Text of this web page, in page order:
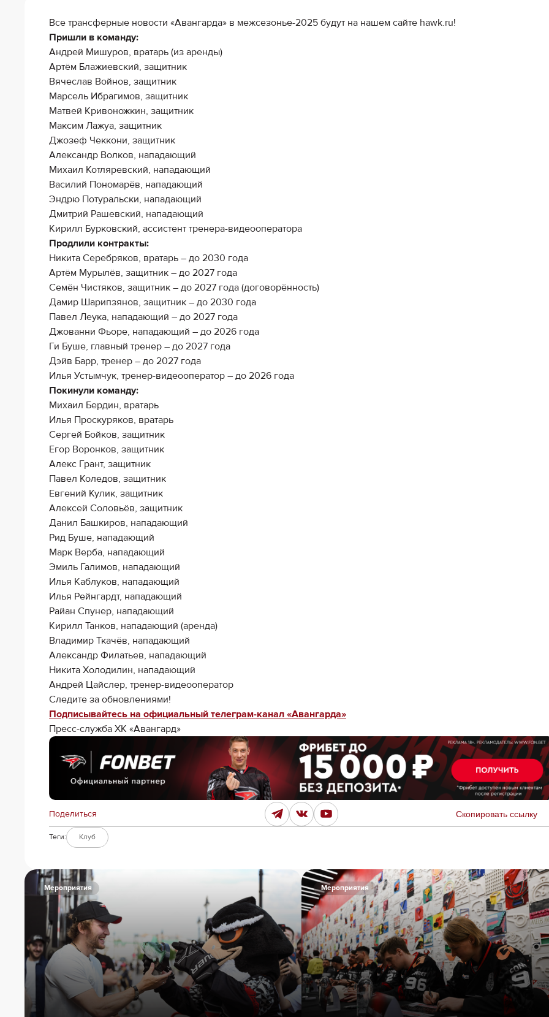
Северсталь
ЦСКА
Шанхайские Драконы
Барыс
Все трансферные новости «Авангарда» в межсезонье-2025 будут на нашем сайте hawk.ru!
Пришли в команду:
Андрей Мишуров, вратарь (из аренды)
Артём Блажиевский, защитник
Вячеслав Войнов, защитник
Марсель Ибрагимов, защитник
Матвей Кривоножкин, защитник
Максим Лажуа, защитник
Джозеф Чеккони, защитник
Александр Волков, нападающий
Михаил Котляревский, нападающий
Василий Пономарёв, нападающий
Эндрю Потуральски, нападающий
Дмитрий Рашевский, нападающий
Кирилл Бурковский, ассистент тренера-видеооператора
Продлили контракты:
Никита Серебряков, вратарь – до 2030 года
Артём Мурылёв, защитник – до 2027 года
Семён Чистяков, защитник – до 2027 года (договорённость)
Дамир Шарипзянов, защитник – до 2030 года
Павел Леука, нападающий – до 2027 года
Джованни Фьоре, нападающий – до 2026 года
Ги Буше, главный тренер – до 2027 года
Дэйв Барр, тренер – до 2027 года
Илья Устымчук, тренер-видеооператор – до 2026 года
Покинули команду:
Михаил Бердин, вратарь
Илья Проскуряков, вратарь
Сергей Бойков, защитник
Егор Воронков, защитник
Алекс Грант, защитник
Павел Коледов, защитник
Евгений Кулик, защитник
Алексей Соловьёв, защитник
Данил Башкиров, нападающий
Рид Буше, нападающий
Марк Верба, нападающий
Эмиль Галимов, нападающий
Илья Каблуков, нападающий
Илья Рейнгардт, нападающий
Райан Спунер, нападающий
Кирилл Танков, нападающий (аренда)
Владимир Ткачёв, нападающий
Александр Филатьев, нападающий
Никита Холодилин, нападающий
Андрей Цайслер, тренер-видеооператор
Следите за обновлениями!
Подписывайтесь на официальный телеграм-канал «Авангарда»
Пресс-служба ХК «Авангард»
Поделиться Скопировать ссылку
Теги: Клуб
Мероприятия Мероприятия